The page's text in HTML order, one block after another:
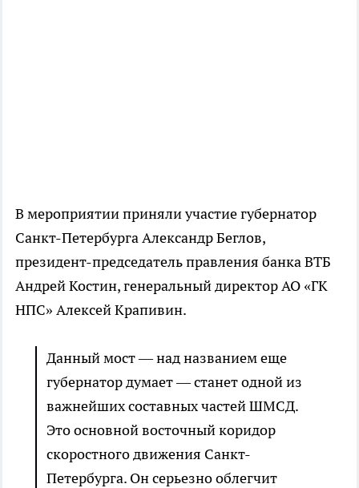
В мероприятии приняли участие губернатор
Санкт-Петербурга Александр Беглов,
президент-председатель правления банка ВТБ
Андрей Костин, генеральный директор АО «ГК
НПС» Алексей Крапивин.
Данный мост — над названием еще
губернатор думает — станет одной из
важнейших составных частей ШМСД.
Это основной восточный коридор
скоростного движения Санкт-
Петербурга. Он серьезно облегчит